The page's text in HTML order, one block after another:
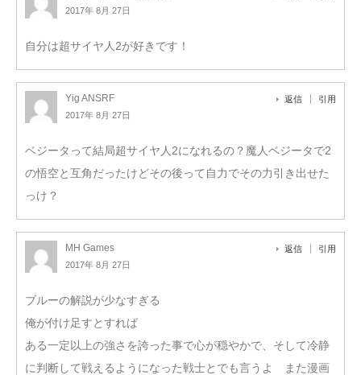
2017年 8月 27日
自分は超サイヤ人2が好きです！
Yig ANSRF
2017年 8月 27日
返信 引用
ベジータって結局超サイヤ人2になれるの？魔人ベジータで2
の悟空と互角だったけどその後って自力でその力引き出せた
っけ？
MH Games
2017年 8月 27日
返信 引用
ブルーの解説が少なすぎる
俺が付け足すとすれば
ある一定以上の強さを誇った事で心が穏やかで、そして冷静
に判断して戦えるようになった戦士とでも言うよ また漫画